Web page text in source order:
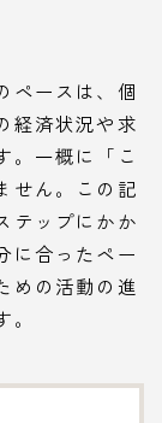
ペースは、個
経済状況や求
。一概に「こ
せん。この記
テップにかか
に合ったペー
めの活動の進